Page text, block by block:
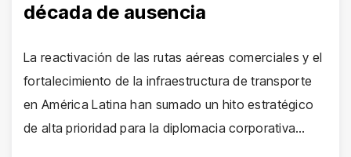
década de ausencia
La reactivación de las rutas aéreas comerciales y el
fortalecimiento de la infraestructura de transporte
en América Latina han sumado un hito estratégico
de alta prioridad para la diplomacia corporativa…